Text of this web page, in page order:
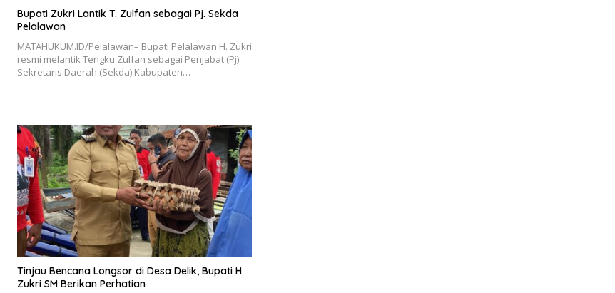
Bupati Zukri Lantik T. Zulfan sebagai Pj. Sekda
Pelalawan
MATAHUKUM.ID/Pelalawan– Bupati Pelalawan H. Zukri
resmi melantik Tengku Zulfan sebagai Penjabat (Pj)
Sekretaris Daerah (Sekda) Kabupaten…
Tinjau Bencana Longsor di Desa Delik, Bupati H
Zukri SM Berikan Perhatian